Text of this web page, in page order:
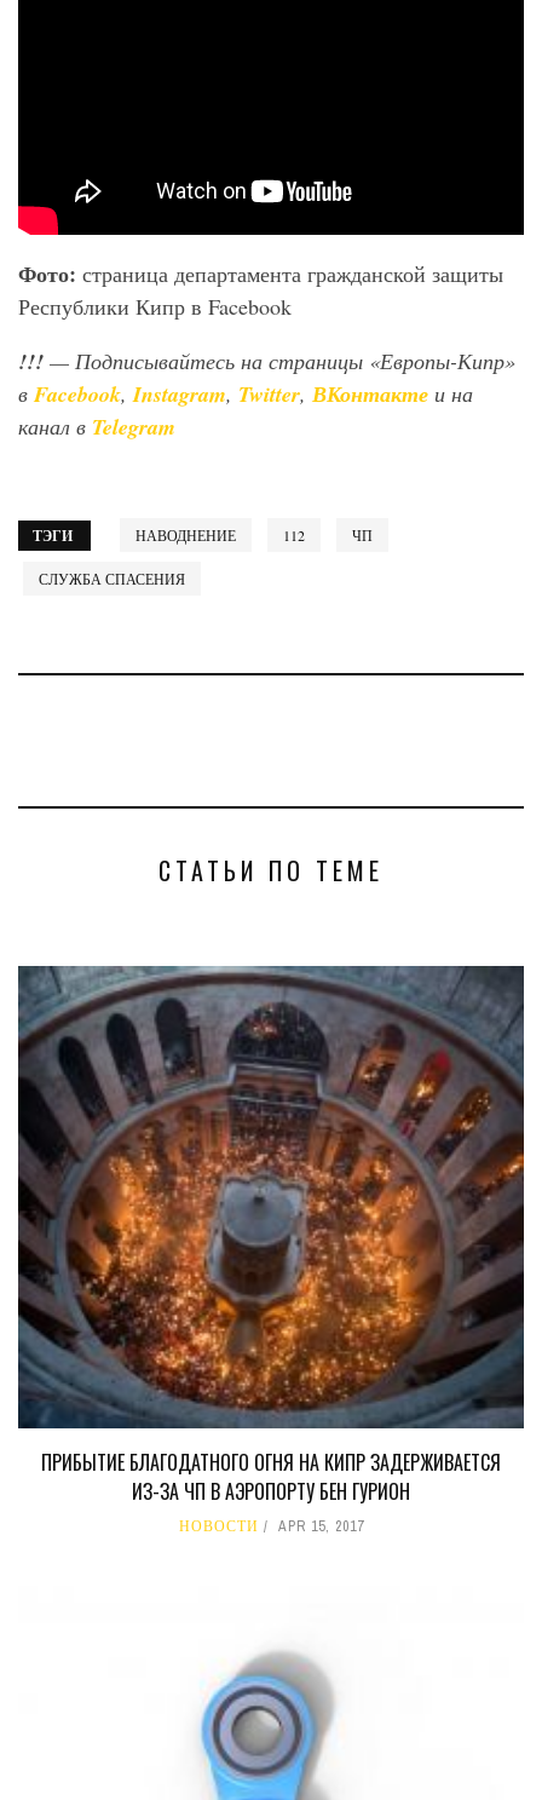
Фото: страница департамента гражданской защиты
Республики Кипр в Facebook
!!! — Подписывайтесь на страницы «Европы-Кипр»
в Facebook, Instagram, Twitter, ВКонтакте и на
канал в Telegram
ТЭГИ НАВОДНЕНИЕ 112 ЧП
СЛУЖБА СПАСЕНИЯ
СТАТЬИ ПО ТЕМЕ
ПРИБЫТИЕ БЛАГОДАТНОГО ОГНЯ НА КИПР ЗАДЕРЖИВАЕТСЯ
ИЗ-ЗА ЧП В АЭРОПОРТУ БЕН ГУРИОН
НОВОСТИ APR 15, 2017